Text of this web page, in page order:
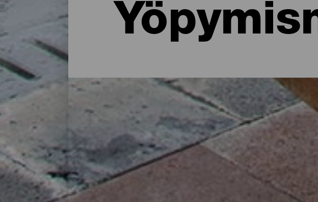
Missä yöpyä La Palmassa: hotellit,
Maalaistalossa luonnon helmassa, asunnossa meren rannalla tai
tarjoaa paljon majoitusvaihtoehtoja kaikenlaisille matkailijoille
lataamiseen saarella vietetyn päivän jälkeen tai irrottaudu